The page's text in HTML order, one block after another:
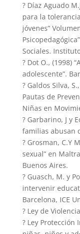
? Díaz Aguado
para la
jóvenes”
Sociales.
? Dot O., (1998)
adolescente”.
? Galdos Silva,
Pautas de
Niñas en
? Garbarino, J y
familias abusan
? Grosman, C.Y
sexual” en
Buenos Aires.
? Guasch, M. y
intervenir
Barcelona, ICE
? Ley de
? Ley Protección